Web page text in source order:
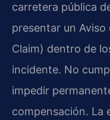
carretera pública
presentar un
Claim) dentro de
incidente. No
impedir
compensación. La